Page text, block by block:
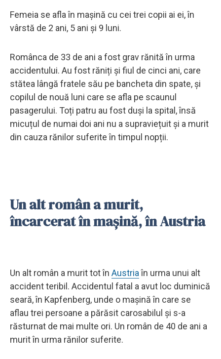
Femeia se afla în mașină cu cei trei copii ai ei, în
vârstă de 2 ani, 5 ani și 9 luni.
Românca de 33 de ani a fost grav rănită în urma
accidentului. Au fost răniți și fiul de cinci ani, care
stătea lângă fratele său pe bancheta din spate, și
copilul de nouă luni care se afla pe scaunul
pasagerului. Toți patru au fost duși la spital, însă
micuțul de numai doi ani nu a supraviețuit și a murit
din cauza rănilor suferite în timpul nopții.
Un alt român a murit,
încarcerat în mașină, în Austria
Un alt român a murit tot în Austriaîn urma unui alt
accident teribil. Accidentul fatal a avut loc duminică
seară, în Kapfenberg, unde o mașină în care se
aflau trei persoane a părăsit carosabilul și s-a
răsturnat de mai multe ori. Un român de 40 de ani a
murit în urma rănilor suferite.